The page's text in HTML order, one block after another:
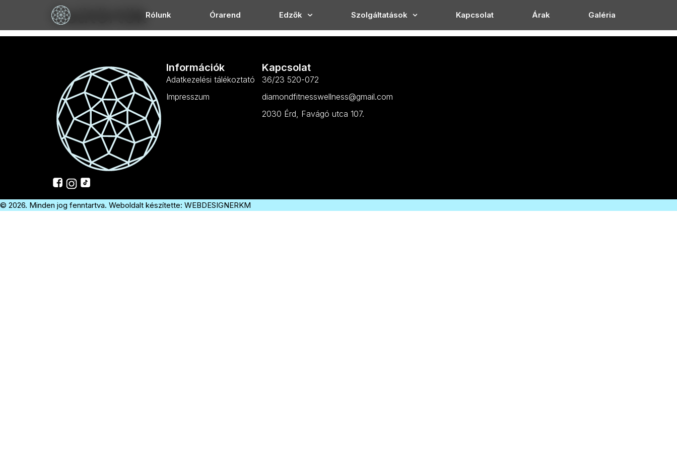
Rólunk Órarend Edzők Szolgáltatások Kapcsolat Árak Galéria
Csütörtök
Információk
Adatkezelési tálékoztató
Impresszum
Kapcsolat
36/23 520-072
diamondfitnesswellness@gmail.com
2030 Érd, Favágó utca 107.
© 2026. Minden jog fenntartva. Weboldalt készítette: WEBDESIGNERKM